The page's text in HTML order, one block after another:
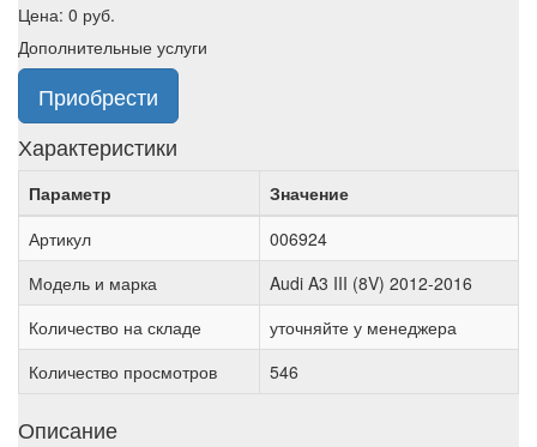
Цена: 0 руб.
Дополнительные услуги
Приобрести
Характеристики
Параметр
Значение
Артикул
006924
Модель и марка
Audi A3 III (8V) 2012-2016
Количество на складе
уточняйте у менеджера
Количество просмотров
546
Описание